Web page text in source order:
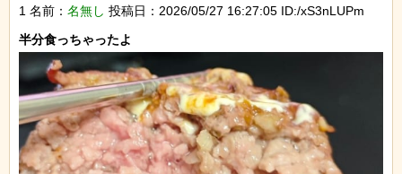
1 名前： 名無し 投稿日：2026/05/27 16:27:05 ID:/xS3nLUPm